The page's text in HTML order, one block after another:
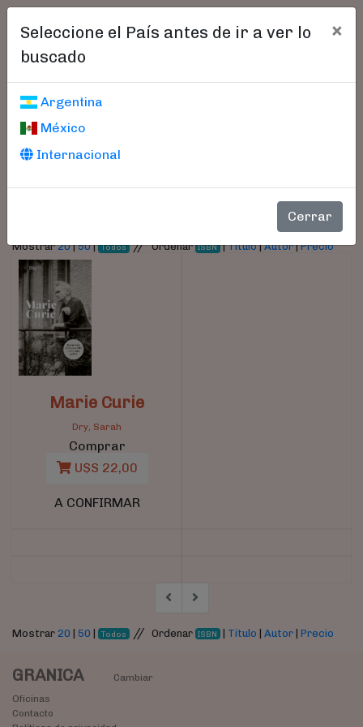
Seleccione el País antes de ir a ver lo
buscado
×
Argentina
México
Internacional
Cerrar
Libros encontrados
Parámetros
Mostrar20|50| Todos //Ordenar ISBN |Título|Autor|Precio
Marie Curie
Dry, Sarah
Comprar
U$S 22,00
A CONFIRMAR
Mostrar 20 | 50 | Todos // Ordenar ISBN | Título |Autor |Precio
GRANICA
Cambiar
Oficinas
Contacto